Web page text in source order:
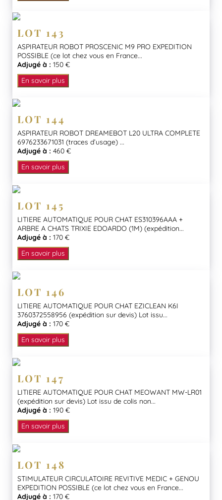
LOT 143
ASPIRATEUR ROBOT PROSCENIC M9 PRO EXPEDITION
POSSIBLE (ce lot chez vous en France...
Adjugé à : 150 €
En savoir plus
LOT 144
ASPIRATEUR ROBOT DREAMEBOT L20 ULTRA COMPLETE
6976233671031 (traces d’usage) ...
Adjugé à : 460 €
En savoir plus
LOT 145
LITIERE AUTOMATIQUE POUR CHAT ES310396AAA +
ARBRE A CHATS TRIXIE EDOARDO (1M) (expédition...
Adjugé à : 170 €
En savoir plus
LOT 146
LITIERE AUTOMATIQUE POUR CHAT EZICLEAN K6I
3760372558956 (expédition sur devis) Lot issu...
Adjugé à : 170 €
En savoir plus
LOT 147
LITIERE AUTOMATIQUE POUR CHAT MEOWANT MW-LR01
(expédition sur devis) Lot issu de colis non...
Adjugé à : 190 €
En savoir plus
LOT 148
STIMULATEUR CIRCULATOIRE REVITIVE MEDIC + GENOU
EXPEDITION POSSIBLE (ce lot chez vous en France...
Adjugé à : 170 €